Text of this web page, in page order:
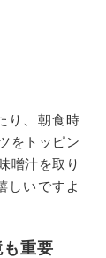
り、朝食時
をトッピン
噌汁を取り
しいですよ
重要